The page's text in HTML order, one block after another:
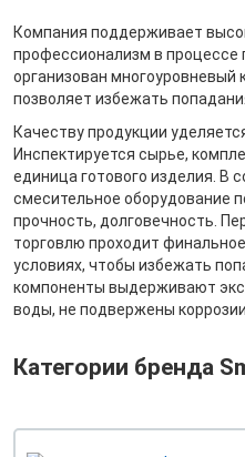
Компания поддерживает
профессионализм в процессе
организован многоуровневый
позволяет избежать
Качеству продукции
Инспектируется сырье,
единица готового изделия. В
смесительное оборудование
прочность, долговечность.
торговлю проходит
условиях, чтобы избежать
компоненты выдерживают
воды, не подвержены
Категории бренда